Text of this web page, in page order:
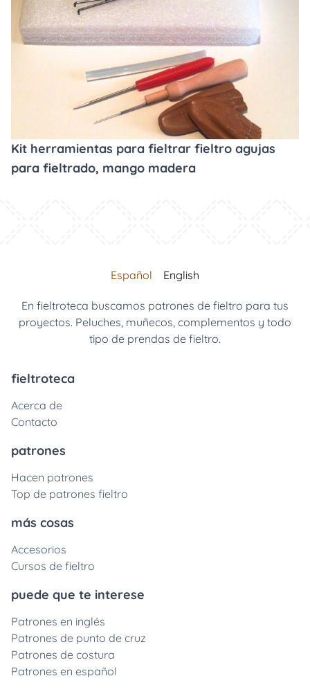
Kit herramientas para fieltrar fieltro agujas
para fieltrado, mango madera
Español English
En fieltroteca buscamos patrones de fieltro para tus
proyectos. Peluches, muñecos, complementos y todo
tipo de prendas de fieltro.
fieltroteca
Acerca de
Contacto
patrones
Hacen patrones
Top de patrones fieltro
más cosas
Accesorios
Cursos de fieltro
puede que te interese
Patrones en inglés
Patrones de punto de cruz
Patrones de costura
Patrones en español